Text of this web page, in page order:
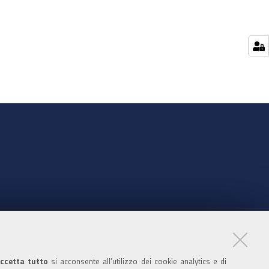
tutto si acconsente all’utilizzo dei cookie analytics e di